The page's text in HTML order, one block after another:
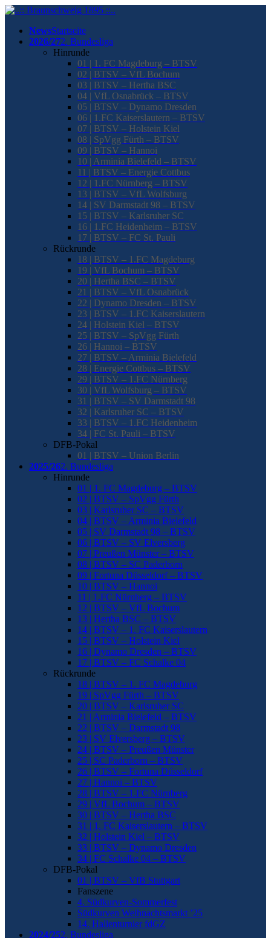
NewsStartseite
2026/272. Bundesliga
Hinrunde
01 | 1. FC Magdeburg – BTSV
02 | BTSV – VfL Bochum
03 | BTSV – Hertha BSC
04 | VfL Osnabrück – BTSV
05 | BTSV – Dynamo Dresden
06 | 1.FC Kaiserslautern – BTSV
07 | BTSV – Holstein Kiel
08 | SpVgg Fürth – BTSV
09 | BTSV – Hannoi
10 | Arminia Bielefeld – BTSV
11 | BTSV – Energie Cottbus
12 | 1.FC Nürnberg – BTSV
13 | BTSV – VfL Wolfsburg
14 | SV Darmstadt 98 – BTSV
15 | BTSV – Karlsruher SC
16 | 1.FC Heidenheim – BTSV
17 | BTSV – FC St. Pauli
Rückrunde
18 | BTSV – 1.FC Magdeburg
19 | VfL Bochum – BTSV
20 | Hertha BSC – BTSV
21 | BTSV – VfL Osnabrück
22 | Dynamo Dresden – BTSV
23 | BTSV – 1.FC Kaiserslautern
24 | Holstein Kiel – BTSV
25 | BTSV – SpVgg Fürth
26 | Hannoi – BTSV
27 | BTSV – Arminia Bielefeld
28 | Energie Cottbus – BTSV
29 | BTSV – 1.FC Nürnberg
30 | VfL Wolfsburg – BTSV
31 | BTSV – SV Darmstadt 98
32 | Karlsruher SC – BTSV
33 | BTSV – 1.FC Heidenheim
34 | FC St. Pauli – BTSV
DFB-Pokal
01 | BTSV – Union Berlin
2025/262. Bundesliga
Hinrunde
01 | 1. FC Magdeburg – BTSV
02 | BTSV – SpVgg Fürth
03 | Karlsruher SC – BTSV
04 | BTSV – Arminia Bielefeld
05 | SV Darmstadt 98 – BTSV
06 | BTSV – SV Elversberg
07 | Preußen Münster – BTSV
08 | BTSV – SC Paderborn
09 | Fortuna Düsseldorf – BTSV
10 | BTSV – Hannoi
11 | 1.FC Nürnberg – BTSV
12 | BTSV – VfL Bochum
13 | Hertha BSC – BTSV
14 | BTSV – 1. FC Kaiserslautern
15 | BTSV – Holstein Kiel
16 | Dynamo Dresden – BTSV
17 | BTSV – FC Schalke 04
Rückrunde
18 | BTSV – 1. FC Magdeburg
19 | SpVgg Fürth – BTSV
20 | BTSV – Karlsruher SC
21 | Arminia Bielefeld – BTSV
22 | BTSV – Darmstadt 98
23 | SV Elversberg – BTSV
24 | BTSV – Preußen Münster
25 | SC Paderborn – BTSV
26 | BTSV – Fortuna Düsseldorf
27 | Hannoi – BTSV
28 | BTSV – 1.FC Nürnberg
29 | VfL Bochum – BTSV
30 | BTSV – Hertha BSC
31 | 1. FC Kaiserslautern – BTSV
32 | Holstein Kiel – BTSV
33 | BTSV – Dynamo Dresden
34 | FC Schalke 04 – BTSV
DFB-Pokal
01 | BTSV – VfB Stuttgart
Fanszene
4. Südkurven-Sommerfest
Südkurven Weihnachtsmarkt ’25
14. Hallenturnier fdGZ
2024/252. Bundesliga